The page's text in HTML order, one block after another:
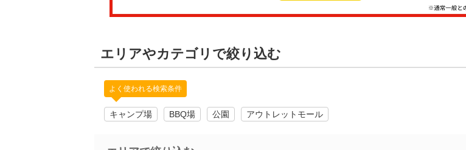
エリアやカテゴリで絞り込む
よく使われる検索条件
キャンプ場 BBQ場 公園 アウトレットモール